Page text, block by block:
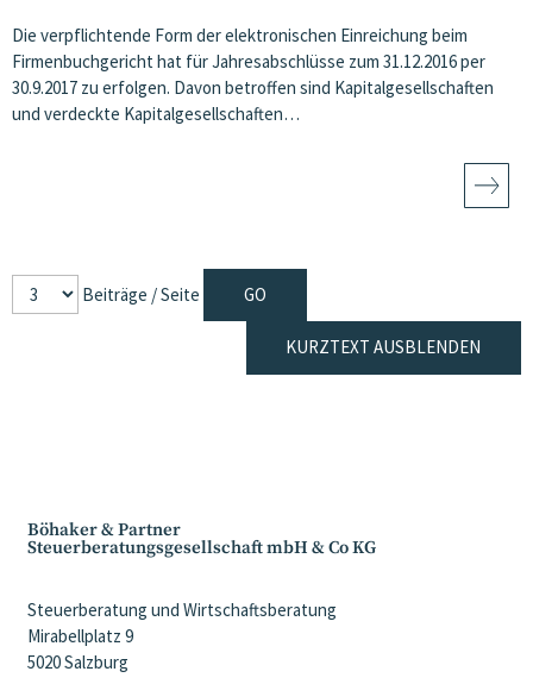
Die verpflichtende Form der elektronischen Einreichung beim
Firmenbuchgericht hat für Jahresabschlüsse zum 31.12.2016 per
30.9.2017 zu erfolgen. Davon betroffen sind Kapitalgesellschaften
und verdeckte Kapitalgesellschaften…
Beiträge / Seite
KURZTEXT AUSBLENDEN
Böhaker & Partner
Steuerberatungsgesellschaft mbH & Co KG
Steuerberatung und Wirtschaftsberatung
Mirabellplatz 9
5020 Salzburg